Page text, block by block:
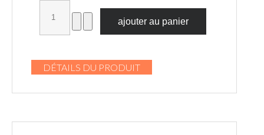
DÉTAILS DU PRODUIT